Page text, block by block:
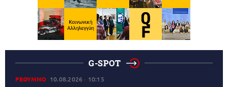
G-SPOT
ΡΕΘΥΜΝΟ 10.08.2026 10:15